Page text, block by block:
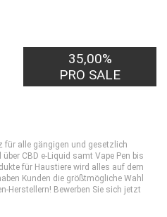
35,00%
PRO SALE
für alle gängigen und gesetzlich
CBD e-Liquid samt Vape Pen bis
für Haustiere wird alles auf dem
Kunden die größtmögliche Wahl
Herstellern! Bewerben Sie sich jetzt